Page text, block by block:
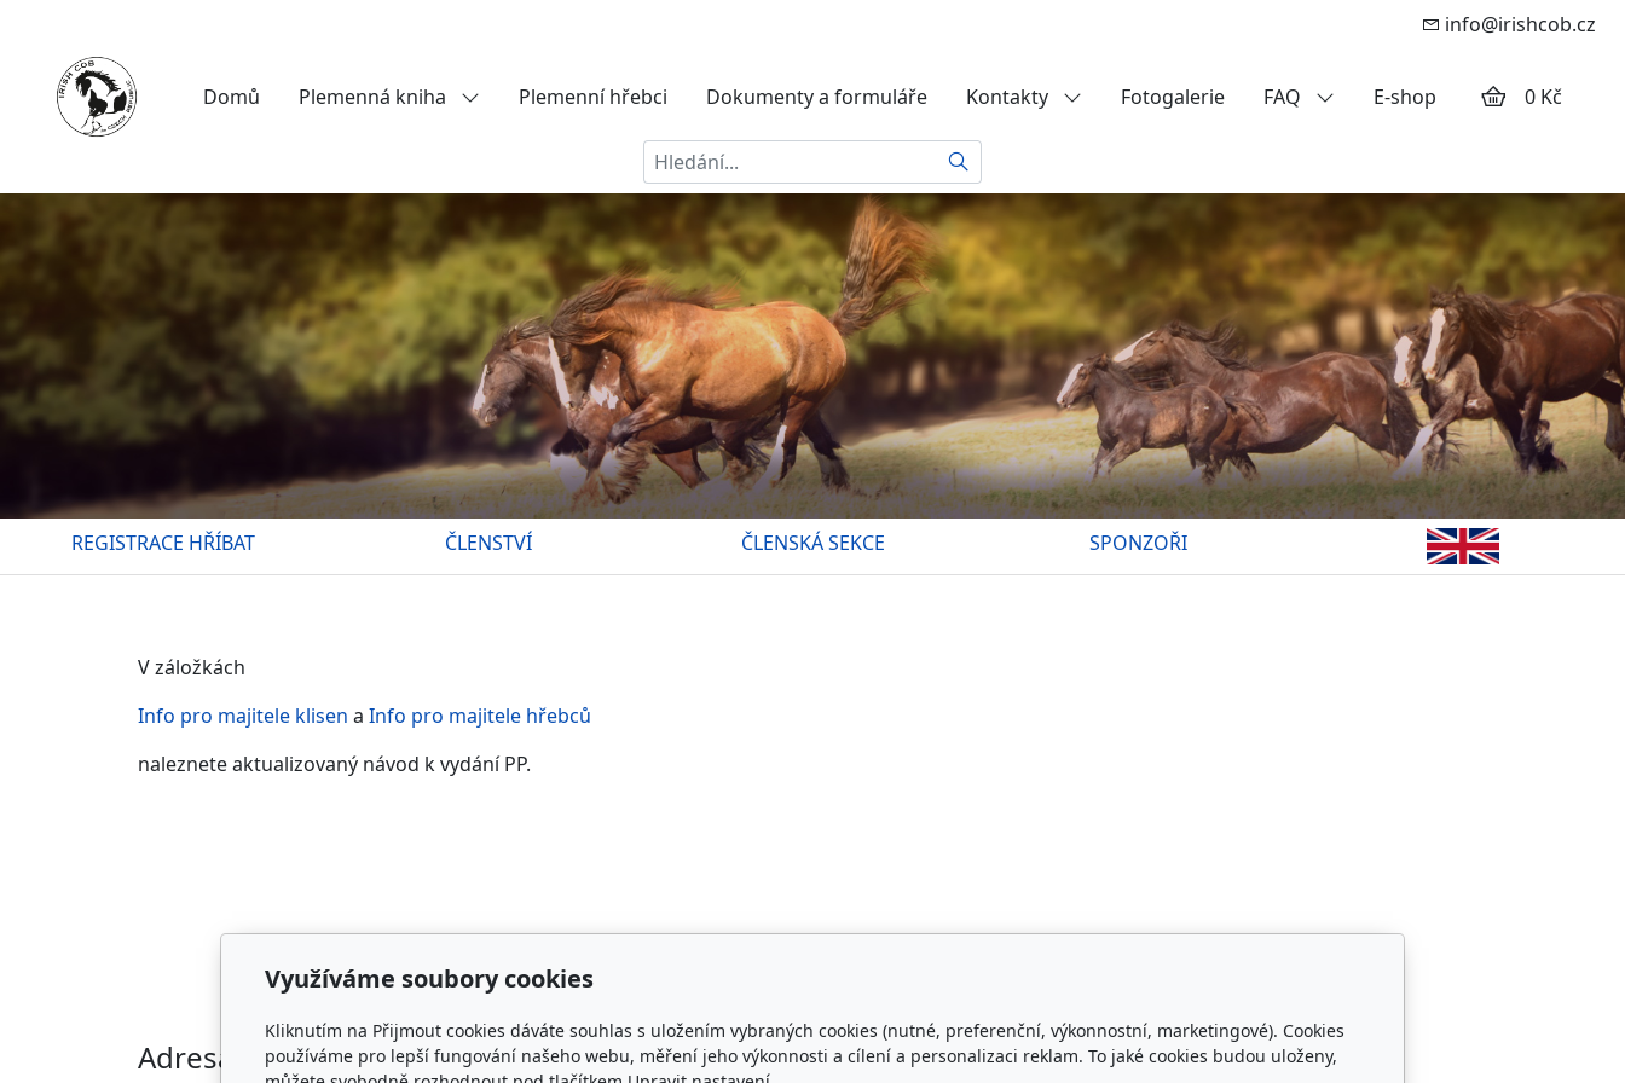
info@irishcob.cz
Domů Plemenná kniha Plemenní hřebci Dokumenty a formuláře Kontakty Fotogalerie FAQ E-shop 0 Kč
Hledat
REGISTRACE HŘÍBAT ČLENSTVÍ ČLENSKÁ SEKCE SPONZOŘI
V záložkách
Info pro majitele klisen a Info pro majitele hřebců
naleznete aktualizovaný návod k vydání PP.
Adresa Kontakt Plemenná kniha Sledujte nás
Využíváme soubory cookies
Kliknutím na Přijmout cookies dáváte souhlas s uložením vybraných cookies (nutné, preferenční, výkonnostní, marketingové). Cookies
používáme pro lepší fungování našeho webu, měření jeho výkonnosti a cílení a personalizaci reklam. To jaké cookies budou uloženy,